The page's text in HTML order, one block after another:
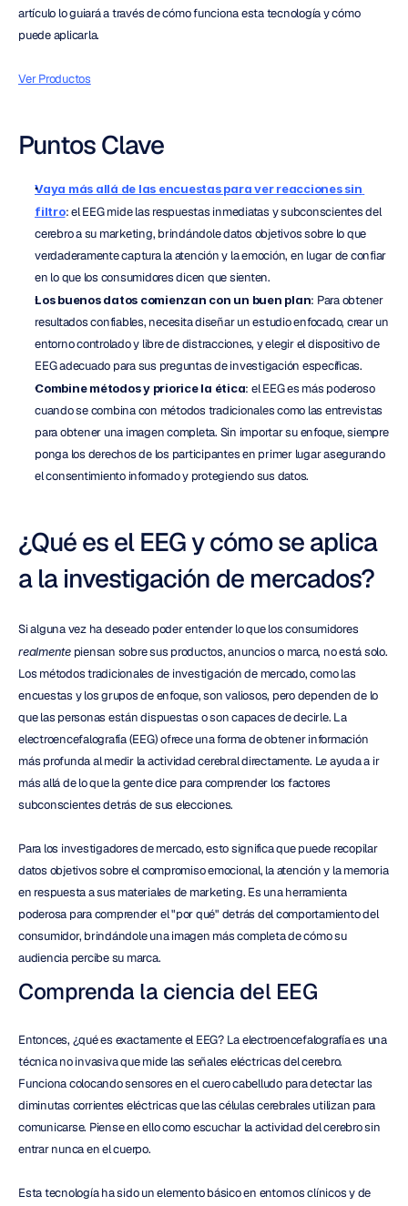
artículo lo guiará a través de cómo funciona esta tecnología y cómo
puede aplicarla.
Ver Productos
Puntos Clave
Vaya más allá de las encuestas para ver reacciones sin
filtro: el EEG mide las respuestas inmediatas y subconscientes del
cerebro a su marketing, brindándole datos objetivos sobre lo que
verdaderamente captura la atención y la emoción, en lugar de confiar
en lo que los consumidores dicen que sienten.
Los buenos datos comienzan con un buen plan: Para obtener
resultados confiables, necesita diseñar un estudio enfocado, crear un
entorno controlado y libre de distracciones, y elegir el dispositivo de
EEG adecuado para sus preguntas de investigación específicas.
Combine métodos y priorice la ética: el EEG es más poderoso
cuando se combina con métodos tradicionales como las entrevistas
para obtener una imagen completa. Sin importar su enfoque, siempre
ponga los derechos de los participantes en primer lugar asegurando
el consentimiento informado y protegiendo sus datos.
¿Qué es el EEG y cómo se aplica
a la investigación de mercados?
realmente piensan sobre sus productos, anuncios o marca, no está solo.
Los métodos tradicionales de investigación de mercado, como las
encuestas y los grupos de enfoque, son valiosos, pero dependen de lo
que las personas están dispuestas o son capaces de decirle. La
electroencefalografía (EEG) ofrece una forma de obtener información
más profunda al medir la actividad cerebral directamente. Le ayuda a ir
más allá de lo que la gente dice para comprender los factores
subconscientes detrás de sus elecciones.
Para los investigadores de mercado, esto significa que puede recopilar
datos objetivos sobre el compromiso emocional, la atención y la memoria
en respuesta a sus materiales de marketing. Es una herramienta
poderosa para comprender el "por qué" detrás del comportamiento del
consumidor, brindándole una imagen más completa de cómo su
audiencia percibe su marca.
Comprenda la ciencia del EEG
Entonces, ¿qué es exactamente el EEG? La electroencefalografía es una
técnica no invasiva que mide las señales eléctricas del cerebro.
Funciona colocando sensores en el cuero cabelludo para detectar las
diminutas corrientes eléctricas que las células cerebrales utilizan para
comunicarse. Piense en ello como escuchar la actividad del cerebro sin
entrar nunca en el cuerpo.
Esta tecnología ha sido un elemento básico en entornos clínicos y de